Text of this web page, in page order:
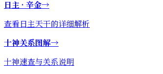
日主 · 辛金→
查看日主天干的详细解析
十神关系图解→
十神速查与关系说明